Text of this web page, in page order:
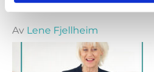
Av Lene Fjellheim